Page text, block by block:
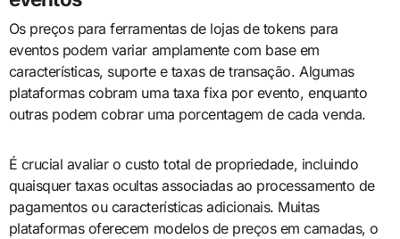
Os preços para ferramentas de lojas de tokens para
eventos podem variar amplamente com base em
características, suporte e taxas de transação. Algumas
plataformas cobram uma taxa fixa por evento, enquanto
outras podem cobrar uma porcentagem de cada venda.
É crucial avaliar o custo total de propriedade, incluindo
quaisquer taxas ocultas associadas ao processamento de
pagamentos ou características adicionais. Muitas
plataformas oferecem modelos de preços em camadas, o